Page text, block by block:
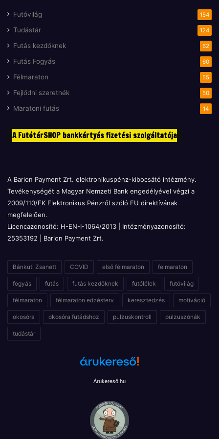
Futóvilág 154
Tudástár 124
Futás kezdőknek 62
Futás Fogyás 60
Félmaraton 55
Fejlődni szeretnék 50
Maratoni futás 14
A FutótárSHOP bankkártyás fizetési szolgáltatója
A Barion Payment Zrt. elektronikuspénz-kibocsátó intézmény.
Tevékenységét a Magyar Nemzeti Bank engedélyével végzi a
2009/110/EK Elektronikus Pénzről szóló EU direktívának
megfelelően.
Licencazonosító: H-EN-I-1064/2013 | Intézményazonosító:
25353192 | Barion Payment Zrt.
Bánkuti Zsanett COVID első félmaraton felmaraton
fogyás futás futás kezdőknek futólélek futóvilág
félmaraton félmaraton edzésterv keresztedzés motiváció
okosóra okosóra futádshoz pulzuskontroll pulzuszónák
tudástár
Árukereső.hu